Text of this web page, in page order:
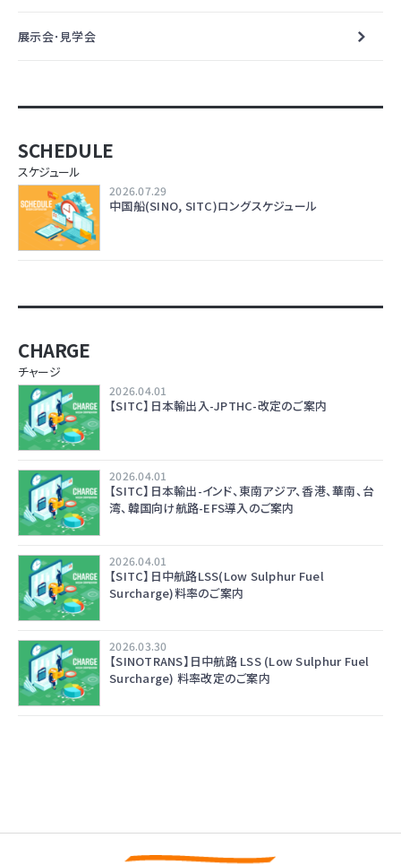
展示会･見学会
SCHEDULE
スケジュール
2026.07.29
中国船(SINO, SITC)ロングスケジュール
CHARGE
チャージ
2026.04.01
【SITC】日本輸出入-JPTHC-改定のご案内
2026.04.01
【SITC】日本輸出-インド、東南アジア、香港、華南、台
湾、韓国向け航路-EFS導入のご案内
2026.04.01
【SITC】日中航路LSS(Low Sulphur Fuel
Surcharge)料率のご案内
2026.03.30
【SINOTRANS】日中航路 LSS (Low Sulphur Fuel
Surcharge) 料率改定のご案内